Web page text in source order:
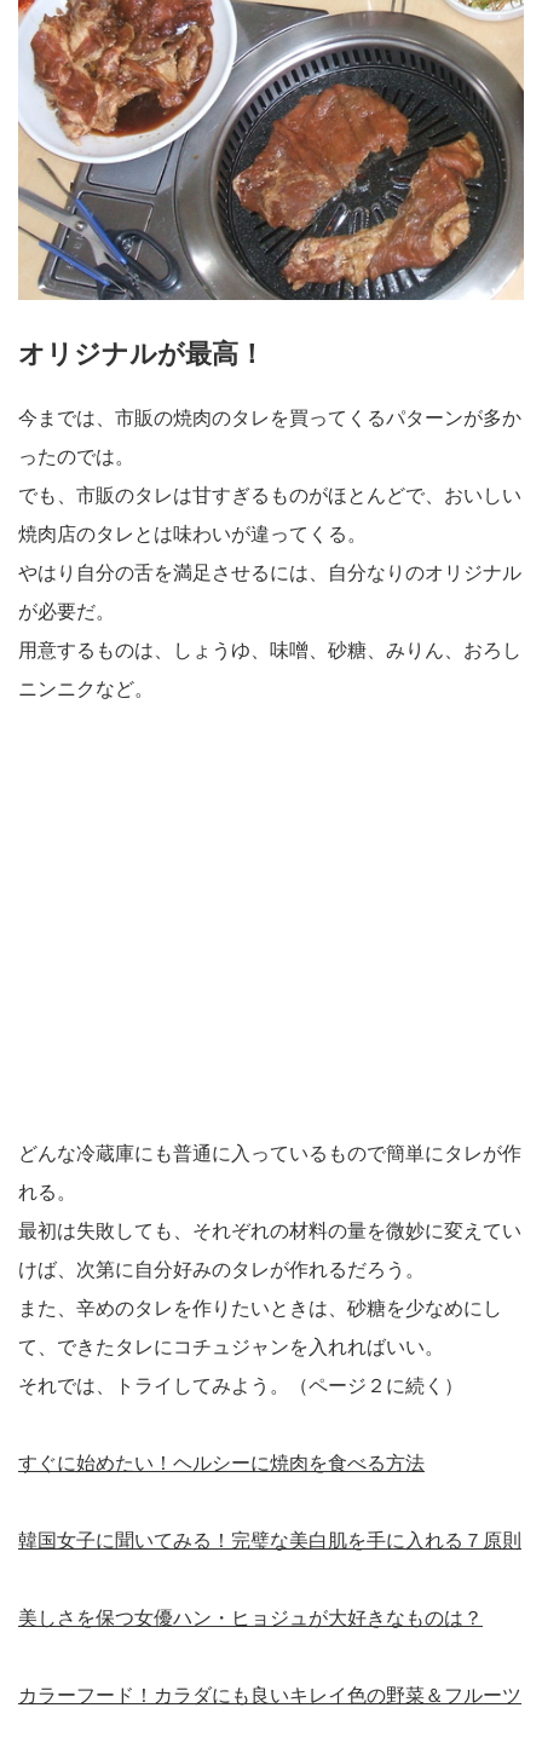
オリジナルが最高！
今までは、市販の焼肉のタレを買ってくるパターンが多か
ったのでは。
でも、市販のタレは甘すぎるものがほとんどで、おいしい
焼肉店のタレとは味わいが違ってくる。
やはり自分の舌を満足させるには、自分なりのオリジナル
が必要だ。
用意するものは、しょうゆ、味噌、砂糖、みりん、おろし
ニンニクなど。
どんな冷蔵庫にも普通に入っているもので簡単にタレが作
れる。
最初は失敗しても、それぞれの材料の量を微妙に変えてい
けば、次第に自分好みのタレが作れるだろう。
また、辛めのタレを作りたいときは、砂糖を少なめにし
て、できたタレにコチュジャンを入れればいい。
それでは、トライしてみよう。（ページ２に続く）
すぐに始めたい！ヘルシーに焼肉を食べる方法
韓国女子に聞いてみる！完璧な美白肌を手に入れる７原則
美しさを保つ女優ハン・ヒョジュが大好きなものは？
カラーフード！カラダにも良いキレイ色の野菜＆フルーツ